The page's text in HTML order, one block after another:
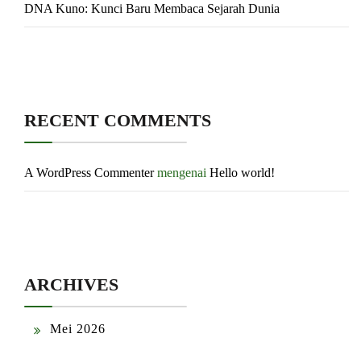
DNA Kuno: Kunci Baru Membaca Sejarah Dunia
RECENT COMMENTS
A WordPress Commentermengenai Hello world!
ARCHIVES
Mei 2026